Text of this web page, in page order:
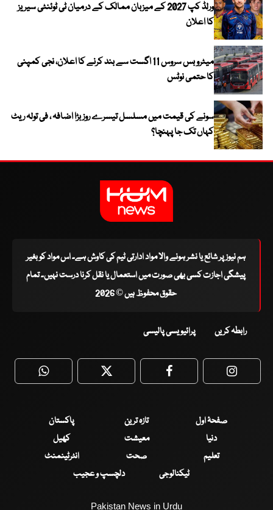
ورلڈ کپ 2027 کے میزبان ممالک کے درمیان ٹی ٹوئنٹی سیریز
کا اعلان
میٹرو بس سروس 11 اگست سے بند کرنے کا اعلان، نجی کمپنی
کا حتمی نوٹس
سونے کی قیمت میں مسلسل تیسرے روز بڑا اضافہ ، فی تولہ ریٹ
کہاں تک جا پہنچا؟
ہم نیوز پر شائع یا نشر ہونے والا مواد ادارتی ٹیم کی کاوش ہے۔ اس مواد کو بغیر
پیشگی اجازت کسی بھی صورت میں استعمال یا نقل کرنا درست نہیں۔ تمام
حقوق محفوظ ہیں © 2026
رابطہ کریں پرائیویسی پالیسی
WhatsApp Twitter Facebook
صفحۂ اول تازہ ترین
پاکستان
دنیا
معیشت
کھیل
تعلیم
صحت
انٹرٹینمنٹ
ٹیکنالوجی
دلچسپ و عجیب
Pakistan News in Urdu